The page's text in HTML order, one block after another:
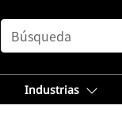
SEARCH
Industrias